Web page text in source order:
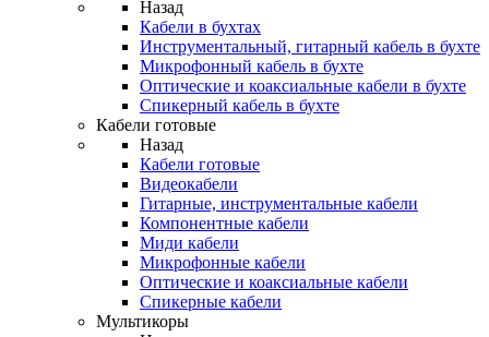
Назад
Кабели в бухтах
Инструментальный, гитарный кабель в бухте
Микрофонный кабель в бухте
Оптические и коаксиальные кабели в бухте
Спикерный кабель в бухте
Кабели готовые
Назад
Кабели готовые
Видеокабели
Гитарные, инструментальные кабели
Компонентные кабели
Миди кабели
Микрофонные кабели
Оптические и коаксиальные кабели
Спикерные кабели
Мультикоры